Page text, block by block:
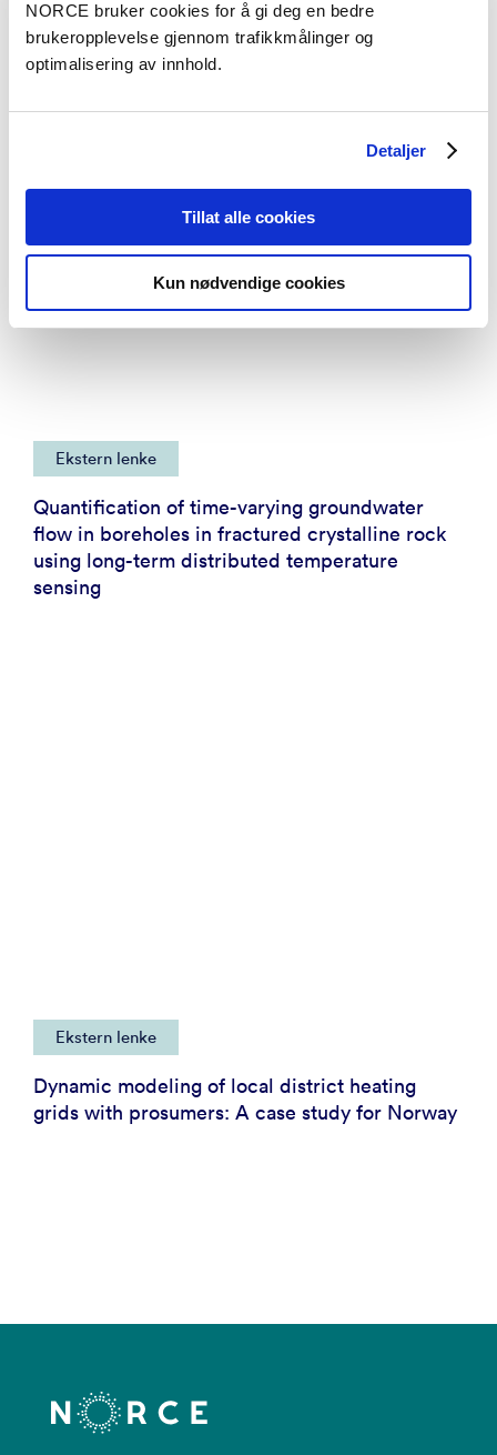
NORCE bruker cookies for å gi deg en bedre
brukeropplevelse gjennom trafikkmålinger og
optimalisering av innhold.
Detaljer
Tillat alle cookies
Kun nødvendige cookies
Aktuelt Se alle artikler
Ekstern lenke
Quantification of time-varying groundwater
flow in boreholes in fractured crystalline rock
using long-term distributed temperature
sensing
Ekstern lenke
Dynamic modeling of local district heating
grids with prosumers: A case study for Norway